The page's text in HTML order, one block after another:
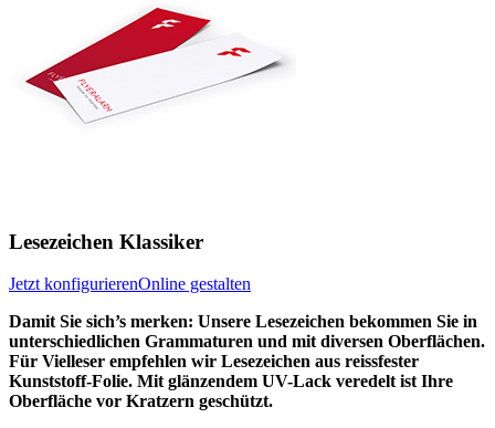
Lesezeichen Klassiker
Jetzt konfigurierenOnline gestalten
Damit Sie sich’s merken: Unsere Lesezeichen bekommen Sie in
unterschiedlichen Grammaturen und mit diversen Oberflächen.
Für Vielleser empfehlen wir Lesezeichen aus reissfester
Kunststoff-Folie. Mit glänzendem UV-Lack veredelt ist Ihre
Oberfläche vor Kratzern geschützt.